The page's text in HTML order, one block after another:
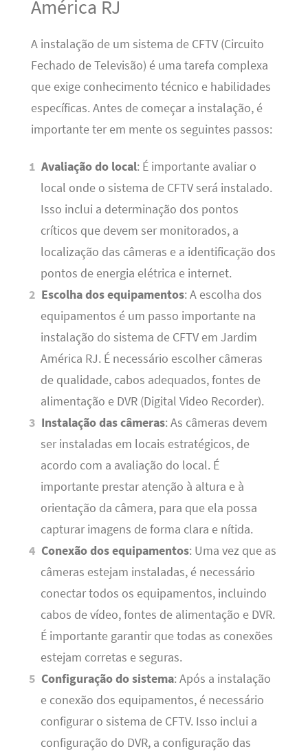
América RJ
A instalação de um sistema de CFTV (Circuito
Fechado de Televisão) é uma tarefa complexa
que exige conhecimento técnico e habilidades
específicas. Antes de começar a instalação, é
importante ter em mente os seguintes passos:
Avaliação do local: É importante avaliar o
local onde o sistema de CFTV será instalado.
Isso inclui a determinação dos pontos
críticos que devem ser monitorados, a
localização das câmeras e a identificação dos
pontos de energia elétrica e internet.
Escolha dos equipamentos: A escolha dos
equipamentos é um passo importante na
instalação do sistema de CFTV em Jardim
América RJ. É necessário escolher câmeras
de qualidade, cabos adequados, fontes de
alimentação e DVR (Digital Video Recorder).
Instalação das câmeras: As câmeras devem
ser instaladas em locais estratégicos, de
acordo com a avaliação do local. É
importante prestar atenção à altura e à
orientação da câmera, para que ela possa
capturar imagens de forma clara e nítida.
Conexão dos equipamentos: Uma vez que as
câmeras estejam instaladas, é necessário
conectar todos os equipamentos, incluindo
cabos de vídeo, fontes de alimentação e DVR.
É importante garantir que todas as conexões
estejam corretas e seguras.
Configuração do sistema: Após a instalação
e conexão dos equipamentos, é necessário
configurar o sistema de CFTV. Isso inclui a
configuração do DVR, a configuração das